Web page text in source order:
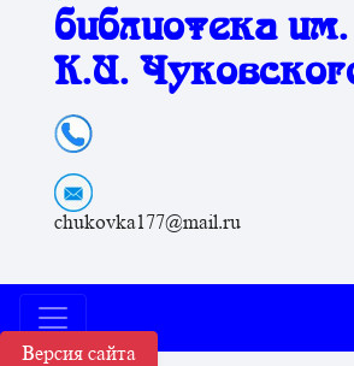
Версия сайта
библиотека им.
К.И.
chukovka177@mail.ru